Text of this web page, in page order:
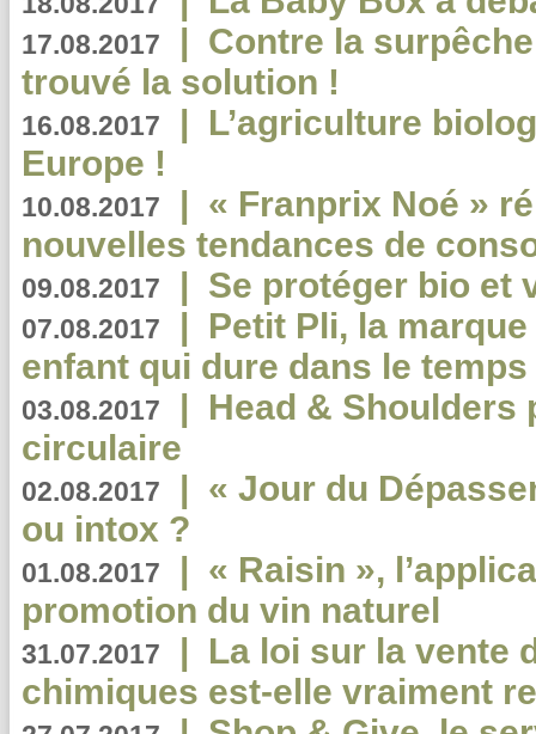
17.08.2017 | Contre la
trouvé la solution !
16.08.2017 | L’agriculture
Europe !
10.08.2017 | « Franprix Noé »
nouvelles tendances de
09.08.2017 | Se protéger bio et
07.08.2017 | Petit Pli, la
enfant qui dure dans le temps
03.08.2017 | Head & Shoulders
circulaire
02.08.2017 | « Jour du
ou intox ?
01.08.2017 | « Raisin »,
promotion du vin naturel
31.07.2017 | La loi sur la vente
chimiques est-elle vraiment